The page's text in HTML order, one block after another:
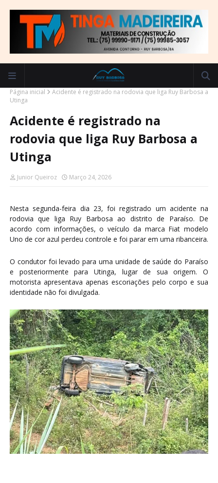
Página inicial
Acidente é registrado na rodovia que liga Ruy Barbosa a
Utinga
Acidente é registrado na
rodovia que liga Ruy Barbosa a
Utinga
Junior Queiroz Março 24, 2026
Nesta segunda-feira dia 23, foi registrado um acidente na
rodovia que liga Ruy Barbosa ao distrito de Paraíso. De
acordo com informações, o veículo da marca Fiat modelo
Uno de cor azul perdeu controle e foi parar em uma ribanceira.
O condutor foi levado para uma unidade de saúde do Paraíso
e posteriormente para Utinga, lugar de sua origem. O
motorista apresentava apenas escoriações pelo corpo e sua
identidade não foi divulgada.